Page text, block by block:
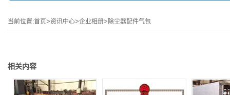
当前位置:首页>资讯中心>企业相册> 除尘器配件气包
相关内容